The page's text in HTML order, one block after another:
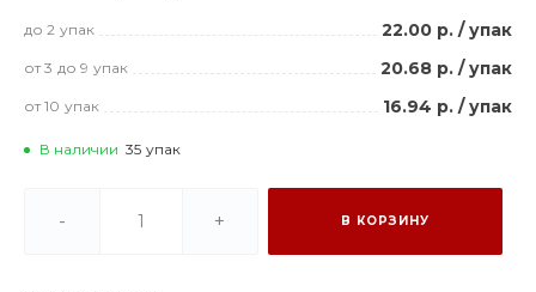
до 2 упак 22.00 р. / упак
от 3 до 9 упак 20.68 р. / упак
от 10 упак 16.94 р. / упак
В наличии 35 упак
- + В КОРЗИНУ